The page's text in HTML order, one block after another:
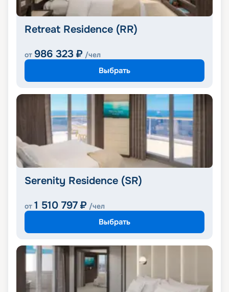
Retreat Residence (RR)
от 986 323 ₽ /чел
Выбрать
Serenity Residence (SR)
от 1 510 797 ₽ /чел
Выбрать